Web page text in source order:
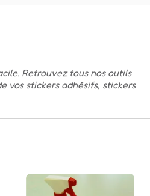
Retrouvez tous nos outils
vos stickers adhésifs, stickers